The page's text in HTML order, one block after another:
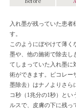
入れ墨が残っていた患者
す。
このようにぼやけて薄く
墨や、他の施術で除去し
てしまっていた入れ墨に
術ができます。ピコレー
墨除去）はナノよりさら
コ秒（1兆分の1秒）とい
ルスで、皮膚の下に残っ